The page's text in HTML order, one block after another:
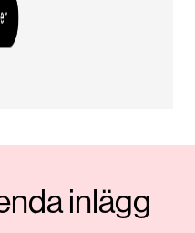
inlägg